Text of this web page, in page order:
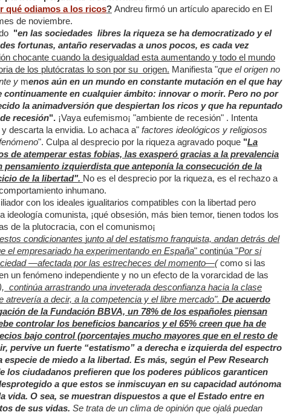
qué odiamos a los ricos? Andreu firmó un artículo aparecido en El
de noviembre.
"en las sociedades libres la riqueza se ha democratizado y el
fortunas, antaño reservadas a unos pocos, es cada vez
chocante cuando la desigualdad esta aumentando y todo el mundo
de los plutócratas lo son por su origen. Manifiesta "que el origen no
y menos aún en un mundo en constante mutación en el que hay
continuamente en cualquier ámbito: innovar o morir. Pero no por
la animadversión que despiertan los ricos y que ha repuntado
recesión". ¡Vaya eufemismo¡ "ambiente de recesión" . Intenta
descarta la envidia. Lo achaca a" factores ideológicos y religiosos
". Culpa al desprecio por la riqueza agravado poque "La
de atemperar estas fobias, las exasperó gracias a la prevalencia
pensamiento izquierdista que anteponía la consecución de la
de la libertad". No es el desprecio por la riqueza, es el rechazo a
inhumano.
con los ideales igualitarios compatibles con la libertad pero
ideología comunista, ¡qué obsesión, más bien temor, tienen todos los
de la plutocracia, con el comunismo¡
condicionantes junto al del estatismo franquista, andan detrás del
el empresariado ha experimentando en España" continúa "Por si
—afectada por las estrecheces del momento—(como si las
un fenómeno independiente y no un efecto de la vorarcidad de las
), continúa arrastrando una inveterada desconfianza hacia la clase
atrevería a decir, a la competencia y el libre mercado". De acuerdo
de la Fundación BBVA, un 78% de los españoles piensan
controlar los beneficios bancarios y el 65% creen que ha de
bajo control (porcentajes mucho mayores que en el resto de
pervive un fuerte “estatismo” a derecha e izquierda del espectro
especie de miedo a la libertad. Es más, según el Pew Research
e los ciudadanos prefieren que los poderes públicos garanticen
a que estos se inmiscuyan en su capacidad autónoma
vida. O sea, se muestran dispuestos a que el Estado entre en
de sus vidas. Se trata de un clima de opinión que ojalá puedan